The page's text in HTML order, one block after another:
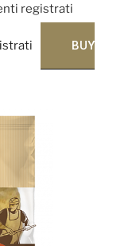
registrati
BUY